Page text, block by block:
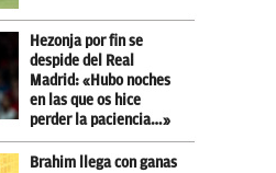
Hezonja por fin se
despide del Real
Madrid: «Hubo noches
en las que os hice
perder la paciencia…»
Brahim llega con ganas